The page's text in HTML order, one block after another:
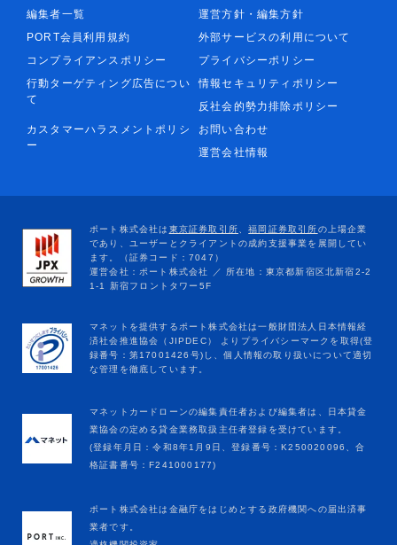
編集者一覧
運営方針・編集方針
PORT会員利用規約
外部サービスの利用について
コンプライアンスポリシー
プライバシーポリシー
行動ターゲティング広告につい
て
情報セキュリティポリシー
反社会的勢力排除ポリシー
カスタマーハラスメントポリシ
ー
お問い合わせ
運営会社情報
マネットカードローンの編集責任者および編集者は、日本貸金
業協会の定める貸金業務取扱主任者登録を受けています。
(登録年月日：令和8年1月9日、登録番号：K250020096、合
格証書番号：F241000177)
ポート株式会社は金融庁をはじめとする政府機関への届出済事
業者です。